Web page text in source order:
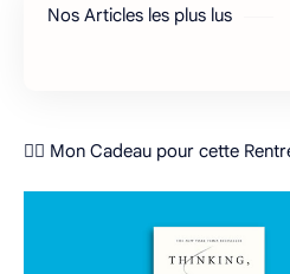
Nos Articles les plus lus
❤️‍🔥 Mon Cadeau pour cette